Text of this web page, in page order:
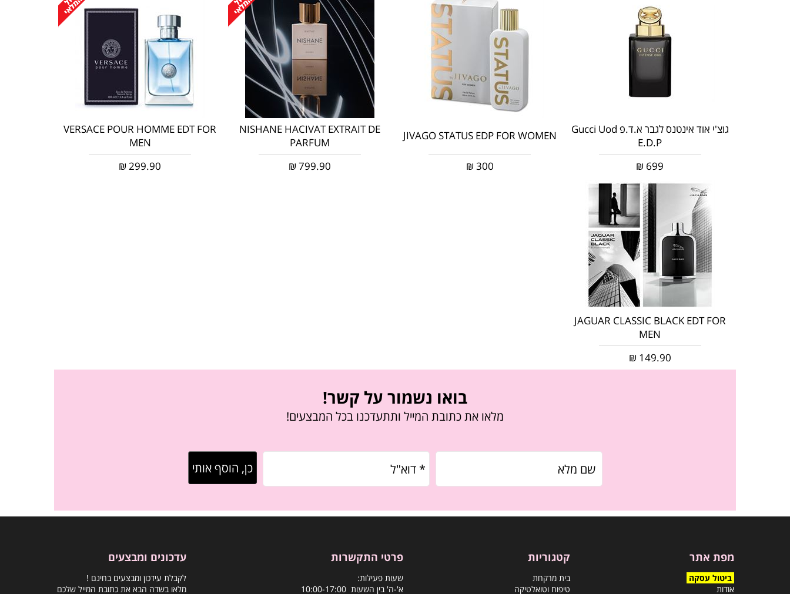
גוצ'י אוד אינטנס לגבר א.ד.פ Gucci Uod
E.D.P
699
₪
JIVAGO STATUS EDP FOR WOMEN
300
₪
NISHANE HACIVAT EXTRAIT DE
PARFUM
799.90
₪
VERSACE POUR HOMME EDT FOR
MEN
299.90
₪
JAGUAR CLASSIC BLACK EDT FOR
MEN
149.90
₪
בואו נשמור על קשר!
מלאו את כתובת המייל ותתעדכנו בכל המבצעים!
מפת אתר
ביטול עסקה
אודות
קטגוריות
בית מרקחת
טיפוח וטואלטיקה
פרטי התקשרות
שעות פעילות:
א'-ה' בין השעות 10:00-17:00
עדכונים ומבצעים
לקבלת עידכון ומבצעים בחינם !
מלאו בשדה הבא את כתובת המייל שלכם